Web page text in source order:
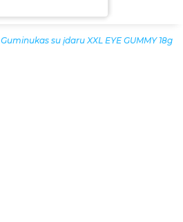
Guminukas su įdaru XXL EYE GUMMY 18g